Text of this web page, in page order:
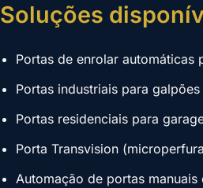
Soluções
Portas de enrolar automáticas
Portas industriais para
Portas residenciais para
Porta Transvision
Automação de portas manuais